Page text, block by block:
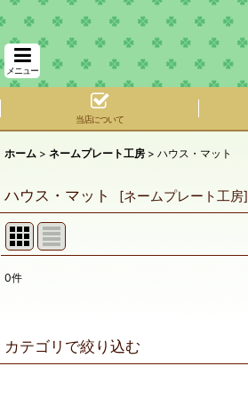
メニュー
当店について
ホーム > ネームプレート工房 > ハウス・マット
ハウス・マット [ネームプレート工房]
表示数
0件
カテゴリで絞り込む